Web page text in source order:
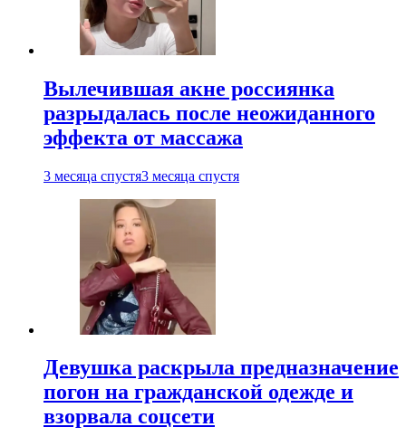
Вылечившая акне россиянка
разрыдалась после неожиданного
эффекта от массажа
3 месяца спустя3 месяца спустя
Девушка раскрыла предназначение
погон на гражданской одежде и
взорвала соцсети